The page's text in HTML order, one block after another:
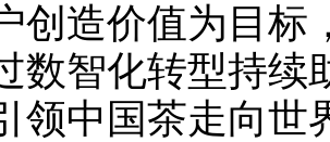
创造价值为目标
数智化转型持续
领中国茶走向世